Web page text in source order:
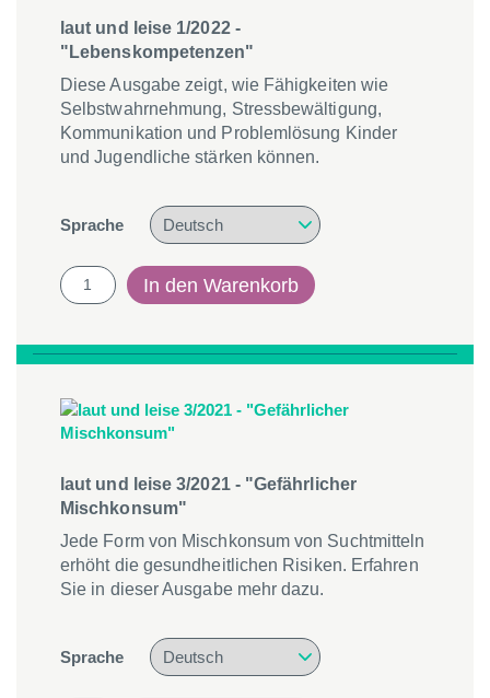
laut und leise 1/2022 -
"Lebenskompetenzen"
Diese Ausgabe zeigt, wie Fähigkeiten wie
Selbstwahrnehmung, Stressbewältigung,
Kommunikation und Problemlösung Kinder
und Jugendliche stärken können.
Sprache
laut
und
1/2022
-
Menge
In den Warenkorb
laut und leise 3/2021 - "Gefährlicher
Mischkonsum"
Jede Form von Mischkonsum von Suchtmitteln
erhöht die gesundheitlichen Risiken. Erfahren
Sie in dieser Ausgabe mehr dazu.
Sprache